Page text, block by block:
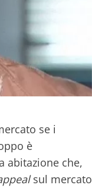
se i
è
abitazione che,
sul mercato